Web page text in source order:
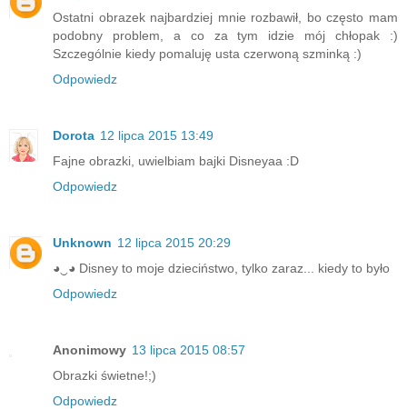
Ostatni obrazek najbardziej mnie rozbawił, bo często mam
podobny problem, a co za tym idzie mój chłopak :)
Szczególnie kiedy pomaluję usta czerwoną szminką :)
Odpowiedz
Dorota 12 lipca 2015 13:49
Fajne obrazki, uwielbiam bajki Disneyaa :D
Odpowiedz
Unknown 12 lipca 2015 20:29
◕‿◕ Disney to moje dzieciństwo, tylko zaraz... kiedy to było
Odpowiedz
Anonimowy 13 lipca 2015 08:57
Obrazki świetne!;)
Odpowiedz